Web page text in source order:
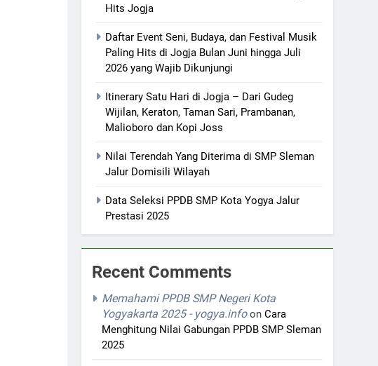
Hits Jogja
Daftar Event Seni, Budaya, dan Festival Musik
Paling Hits di Jogja Bulan Juni hingga Juli
2026 yang Wajib Dikunjungi
Itinerary Satu Hari di Jogja – Dari Gudeg
Wijilan, Keraton, Taman Sari, Prambanan,
Malioboro dan Kopi Joss
Nilai Terendah Yang Diterima di SMP Sleman
Jalur Domisili Wilayah
Data Seleksi PPDB SMP Kota Yogya Jalur
Prestasi 2025
Recent Comments
Memahami PPDB SMP Negeri Kota
Yogyakarta 2025 - yogya.infoonCara
Menghitung Nilai Gabungan PPDB SMP Sleman
2025